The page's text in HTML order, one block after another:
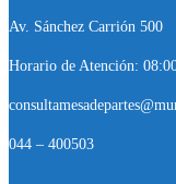
Av. Sánchez Carrión 500
Horario de Atención:
044 – 400503